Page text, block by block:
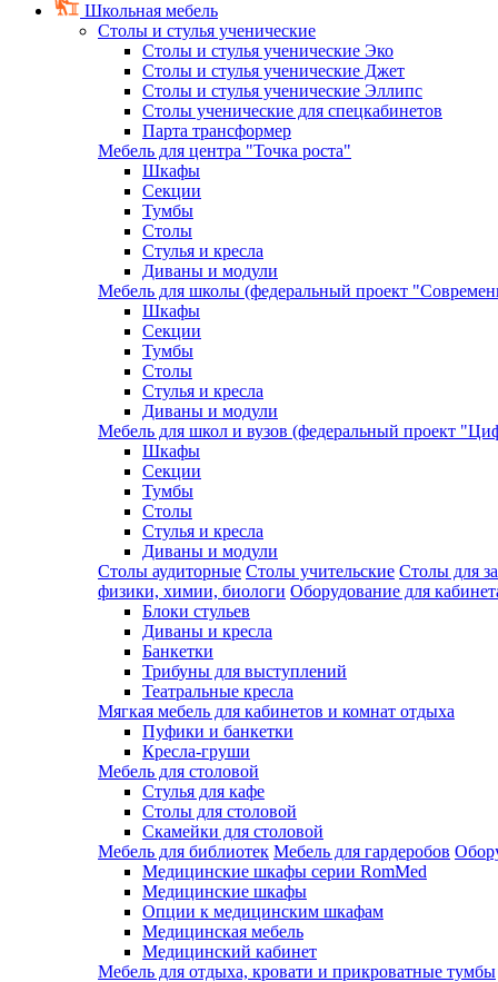
Школьная мебель
Столы и стулья ученические
Столы и стулья ученические Эко
Столы и стулья ученические Джет
Столы и стулья ученические Эллипс
Столы ученические для спецкабинетов
Парта трансформер
Мебель для центра "Точка роста"
Шкафы
Секции
Тумбы
Столы
Стулья и кресла
Диваны и модули
Мебель для школы (федеральный проект
Шкафы
Секции
Тумбы
Столы
Стулья и кресла
Диваны и модули
Мебель для школ и вузов (федеральный проект
Шкафы
Секции
Тумбы
Столы
Стулья и кресла
Диваны и модули
Столы аудиторные Столы учительские Столы для
физики, химии, биологи Оборудование для
Блоки стульев
Диваны и кресла
Банкетки
Трибуны для выступлений
Театральные кресла
Мягкая мебель для кабинетов и комнат отдыха
Пуфики и банкетки
Кресла-груши
Мебель для столовой
Cтулья для кафе
Cтолы для столовой
Скамейки для столовой
Мебель для библиотек Мебель для гардеробов
Медицинские шкафы серии RomMed
Медицинские шкафы
Опции к медицинским шкафам
Медицинская мебель
Медицинский кабинет
Мебель для отдыха, кровати и прикроватные тумбы